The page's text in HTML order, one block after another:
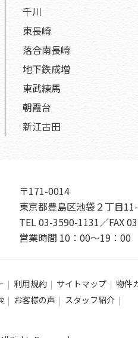
千川
東長崎
落合南長崎
地下鉄成増
東武練馬
朝霞台
新江古田
〒171-0014
東京都豊島区池袋２丁目
TEL 03-3590-1131／FAX
営業時間 10：00～19：
利用規約 サイトマップ
物件
お客様の声 スタッフ紹介